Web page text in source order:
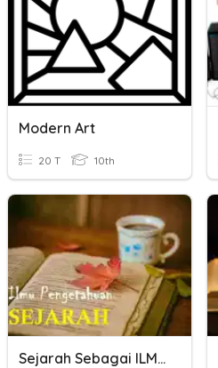
Modern Art
20 T 10th
Sejarah Sebagai ILMU